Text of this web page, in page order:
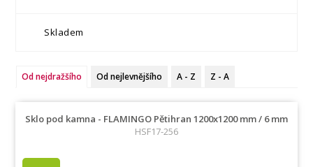
Skladem
Od nejdražšího Od nejlevnějšího A - Z Z - A
Sklo pod kamna - FLAMINGO Pětihran 1200x1200 mm / 6 mm
HSF17-256